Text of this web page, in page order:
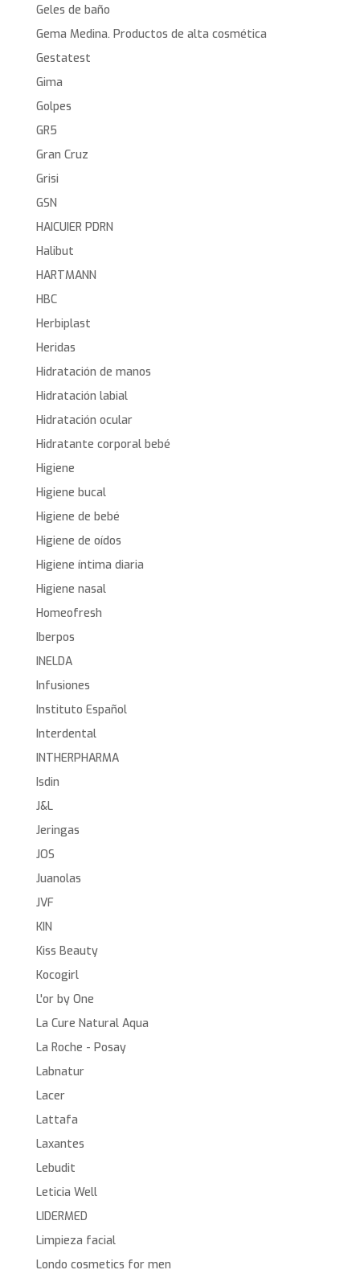
Geles de baño
Gema Medina. Productos de alta cosmética
Gestatest
Gima
Golpes
GR5
Gran Cruz
Grisi
GSN
HAICUIER PDRN
Halibut
HARTMANN
HBC
Herbiplast
Heridas
Hidratación de manos
Hidratación labial
Hidratación ocular
Hidratante corporal bebé
Higiene
Higiene bucal
Higiene de bebé
Higiene de oídos
Higiene íntima diaria
Higiene nasal
Homeofresh
Iberpos
INELDA
Infusiones
Instituto Español
Interdental
INTHERPHARMA
Isdin
J&L
Jeringas
JOS
Juanolas
JVF
KIN
Kiss Beauty
Kocogirl
L'or by One
La Cure Natural Aqua
La Roche - Posay
Labnatur
Lacer
Lattafa
Laxantes
Lebudit
Leticia Well
LIDERMED
Limpieza facial
Londo cosmetics for men